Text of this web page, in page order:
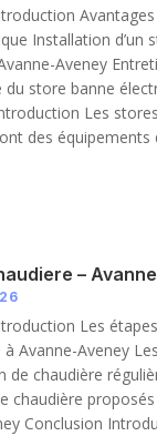
Avantages
Installation d’un
Aveney
du store banne
Les
des équipements
–
Les
à Avanne-Aveney
de chaudière
chaudière
Conclusion